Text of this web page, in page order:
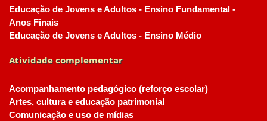
Educação de Jovens e Adultos - Ensino Fundamental -
Anos Finais
Educação de Jovens e Adultos - Ensino Médio
Atividade complementar
Acompanhamento pedagógico (reforço escolar)
Artes, cultura e educação patrimonial
Comunicação e uso de mídias